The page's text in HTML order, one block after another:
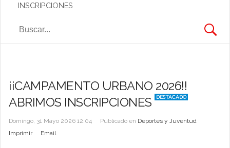
INSCRIPCIONES
¡¡CAMPAMENTO URBANO 2026!!
ABRIMOS INSCRIPCIONES
DESTACADO
Domingo, 31 Mayo 2026 12:04 Publicado en Deportes y Juventud
Imprimir
Email